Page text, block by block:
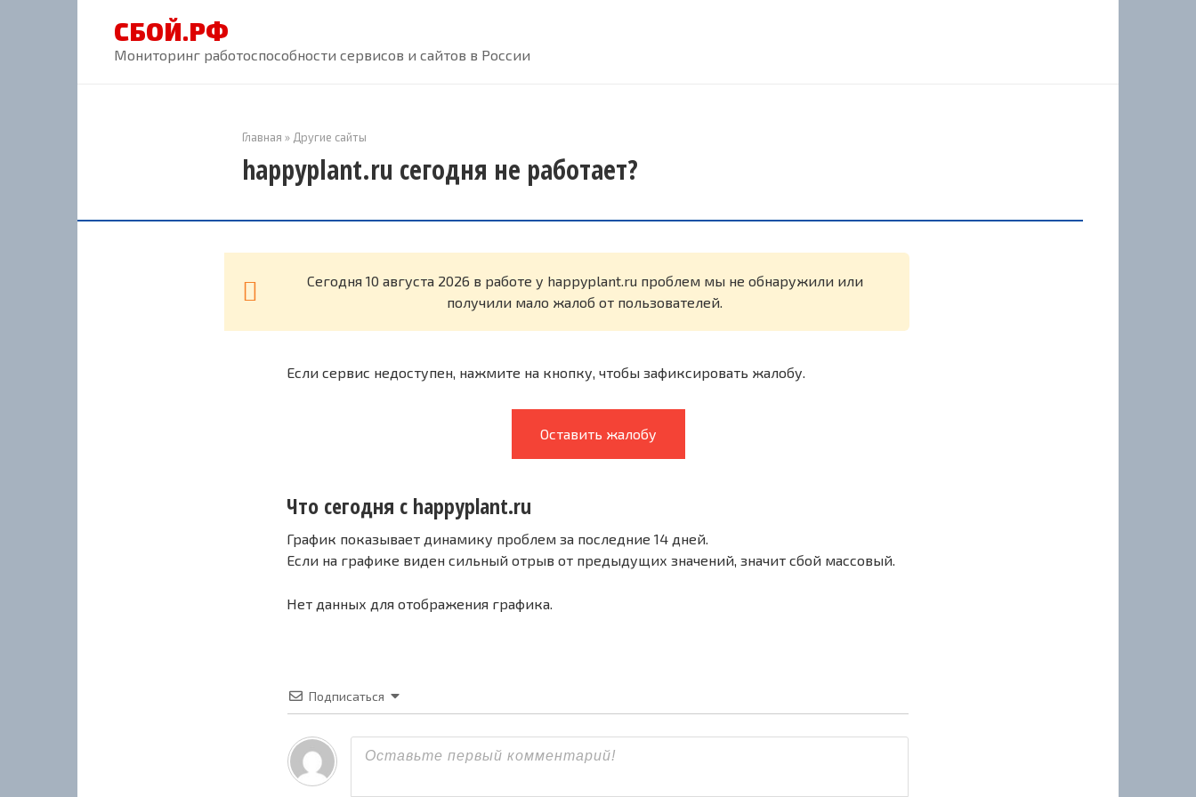
СБОЙ.РФ
Мониторинг работоспособности сервисов и сайтов в России
Главная » Другие сайты
happyplant.ru сегодня не работает?
Cегодня 10 августа 2026 в работе у happyplant.ru проблем мы не обнаружили или
получили мало жалоб от пользователей.
Если сервис недоступен, нажмите на кнопку, чтобы зафиксировать жалобу.
Оставить жалобу
Что сегодня с happyplant.ru
График показывает динамику проблем за последние 14 дней.
Если на графике виден сильный отрыв от предыдущих значений, значит сбой массовый.
Нет данных для отображения графика.
Подписаться